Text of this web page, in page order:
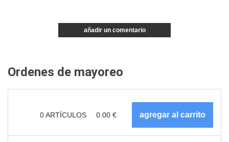
añadir un comentario
Ordenes de mayoreo
0ARTÍCULOS 0.00 €